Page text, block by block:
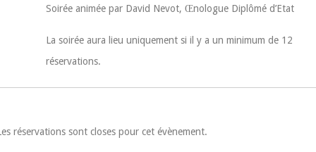
Soirée animée par David Nevot, Œnologue Diplômé d’Etat
La soirée aura lieu uniquement si il y a un minimum de 12
réservations.
réservations sont closes pour cet évènement.